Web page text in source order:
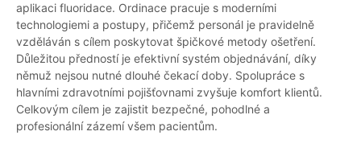
aplikaci fluoridace. Ordinace pracuje s moderními
technologiemi a postupy, přičemž personál je pravidelně
vzděláván s cílem poskytovat špičkové metody ošetření.
Důležitou předností je efektivní systém objednávání, díky
němuž nejsou nutné dlouhé čekací doby. Spolupráce s
hlavními zdravotními pojišťovnami zvyšuje komfort klientů.
Celkovým cílem je zajistit bezpečné, pohodlné a
profesionální zázemí všem pacientům.